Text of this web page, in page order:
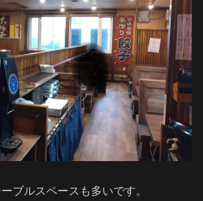
ブルスペースも多いです。